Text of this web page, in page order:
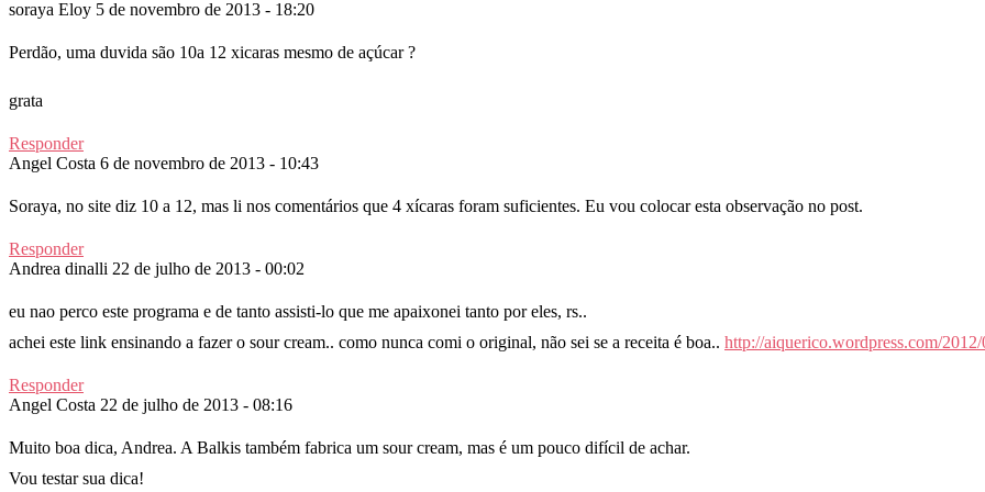
soraya Eloy 5 de novembro de 2013 - 18:20
Perdão, uma duvida são 10a 12 xicaras mesmo de açúcar ?
grata
Responder
Angel Costa 6 de novembro de 2013 - 10:43
Soraya, no site diz 10 a 12, mas li nos comentários que 4 xícaras foram suficientes. Eu vou colocar esta observação no post.
Responder
Andrea dinalli 22 de julho de 2013 - 00:02
eu nao perco este programa e de tanto assisti-lo que me apaixonei tanto por eles, rs..
achei este link ensinando a fazer o sour cream.. como nunca comi o original, não sei se a receita é boa.. http://aiquerico.wordpress.com/
Responder
Angel Costa 22 de julho de 2013 - 08:16
Muito boa dica, Andrea. A Balkis também fabrica um sour cream, mas é um pouco difícil de achar.
Vou testar sua dica!